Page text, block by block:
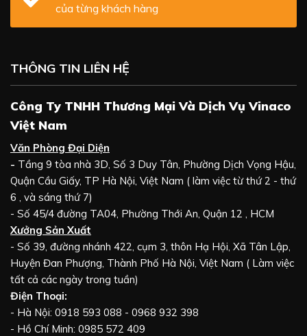
của từng khách hàng
THÔNG TIN LIÊN HỆ
Công Ty TNHH Thương Mại Và Dịch Vụ Vinaco
Việt Nam
Văn Phòng Đại Diện
- Tầng 9 tòa nhà 3D, Số 3 Duy Tân, Phường Dịch Vọng Hậu,
Quận Cầu Giấy, TP Hà Nội, Việt Nam ( làm việc từ thứ 2 - thứ
6 , và sáng thứ 7)
- Số 45/4 đường TA04, Phường Thới An, Quận 12 , HCM
Xưởng Sản Xuất
- Số 39, đường nhánh 422, cụm 3, thôn Hạ Hội, Xã Tân Lập,
Huyện Đan Phượng, Thành Phố Hà Nội, Việt Nam ( Làm việc
tất cả các ngày trong tuần)
Điện Thoại:
- Hà Nội: 0918 593 088 - 0968 932 398
- Hồ Chí Minh: 0985 572 409